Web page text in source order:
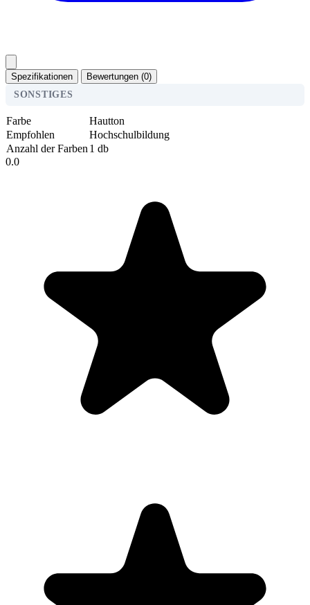
Spezifikationen
Bewertungen (0)
SONSTIGES
Farbe
Hautton
Empfohlen
Hochschulbildung
Anzahl der Farben 1 db
0.0